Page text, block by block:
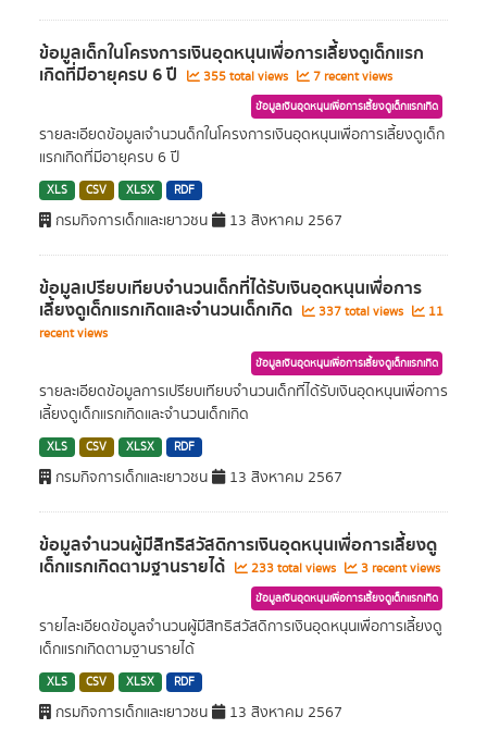
ข้อมูลเด็กในโครงการเงินอุดหนุนเพื่อการเลี้ยงดูเด็กแรก
เกิดที่มีอายุครบ 6 ปี 355 total views 7 recent views
ข้อมูลเงินอุดหนุนเพื่อการเลี้ยงดูเด็กแรกเกิด
รายละเอียดข้อมูลเจำนวนด็กในโครงการเงินอุดหนุนเพื่อการเลี้ยงดูเด็ก
แรกเกิดที่มีอายุครบ 6 ปี
XLS CSV XLSX RDF
กรมกิจการเด็กและเยาวชน 13 สิงหาคม 2567
ข้อมูลเปรียบเทียบจำนวนเด็กที่ได้รับเงินอุดหนุนเพื่อการ
เลี้ยงดูเด็กแรกเกิดและจำนวนเด็กเกิด 337 total views
11
recent views
ข้อมูลเงินอุดหนุนเพื่อการเลี้ยงดูเด็กแรกเกิด
รายละเอียดข้อมูลการเปรียบเทียบจำนวนเด็กที่ได้รับเงินอุดหนุนเพื่อการ
เลี้ยงดูเด็กแรกเกิดและจำนวนเด็กเกิด
XLS CSV XLSX RDF
กรมกิจการเด็กและเยาวชน 13 สิงหาคม 2567
ข้อมูลจำนวนผู้มีสิทธิสวัสดิการเงินอุดหนุนเพื่อการเลี้ยงดู
เด็กแรกเกิดตามฐานรายได้ 233 total views 3 recent views
ข้อมูลเงินอุดหนุนเพื่อการเลี้ยงดูเด็กแรกเกิด
รายไละเอียดข้อมูลจำนวนผู้มีสิทธิสวัสดิการเงินอุดหนุนเพื่อการเลี้ยงดู
เด็กแรกเกิดตามฐานรายได้
XLS CSV XLSX RDF
กรมกิจการเด็กและเยาวชน 13 สิงหาคม 2567